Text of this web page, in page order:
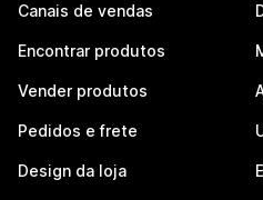
Canais de vendas
Encontrar produtos
Vender produtos
Pedidos e frete
Design da loja